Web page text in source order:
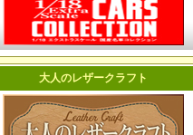
大人のレザークラフト